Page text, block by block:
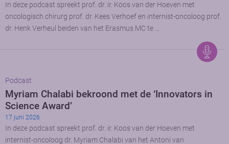
In deze podcast spreekt prof. dr. ir. Koos van der Hoeven met
oncologisch chirurg prof. dr. Kees Verhoef en internist-oncoloog prof.
dr. Henk Verheul beiden van het Erasmus MC te …
Podcast
Myriam Chalabi bekroond met de ‘Innovators in
Science Award’
17 juni 2026
In deze podcast spreekt prof. dr. ir. Koos van der Hoeven met
internist-oncoloog dr. Myriam Chalabi van het Antoni van